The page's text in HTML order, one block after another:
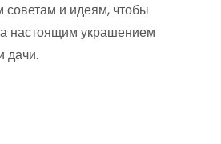
и идеям, чтобы
настоящим украшением
дачи.